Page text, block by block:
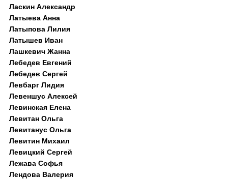
Ласкин Александр
Латыева Анна
Латыпова Лилия
Латышев Иван
Лашкевич Жанна
Лебедев Евгений
Лебедев Сергей
Левбарг Лидия
Левеншус Алексей
Левинская Елена
Левитан Ольга
Левитанус Ольга
Левитин Михаил
Левицкий Сергей
Лежава Софья
Лендова Валерия